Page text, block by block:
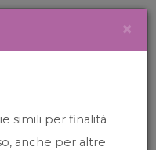
×
simili per finalità
anche per altre